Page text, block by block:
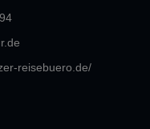
reisebuero.de/